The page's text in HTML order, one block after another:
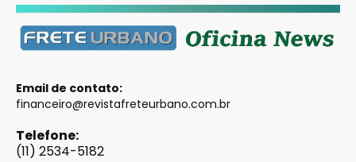
Email de contato:
financeiro@revistafreteurbano.com.br
Telefone:
(11) 2534-5182